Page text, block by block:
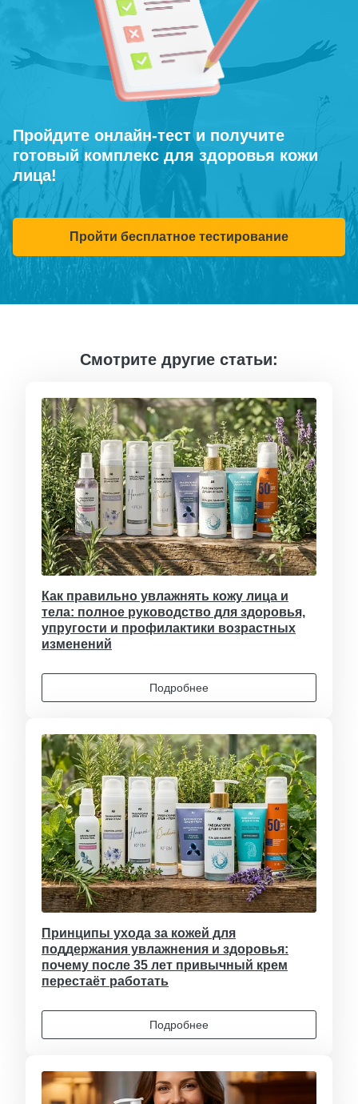
Пройдите онлайн-тест и получите
готовый комплекс для здоровья кожи
лица!
Пройти бесплатное тестирование
Смотрите другие статьи:
Как правильно увлажнять кожу лица и
тела: полное руководство для здоровья,
упругости и профилактики возрастных
изменений
Подробнее
Принципы ухода за кожей для
поддержания увлажнения и здоровья:
почему после 35 лет привычный крем
перестаёт работать
Подробнее